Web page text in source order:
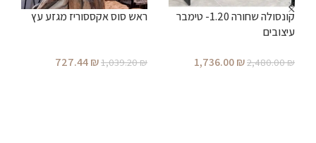
קונסולה שחורה 1.20- טימבר
עיצובים
2,480.00₪
1,736.00₪
ראש סוס אקססוריז מגזע עץ
1,039.20₪
727.44₪